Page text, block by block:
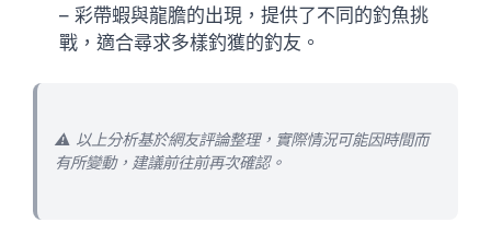
– 彩帶蝦與龍膽的出現，提供了不同的釣魚挑
戰，適合尋求多樣釣獲的釣友。
⚠️ 以上分析基於網友評論整理，實際情況可能因時間而
有所變動，建議前往前再次確認。